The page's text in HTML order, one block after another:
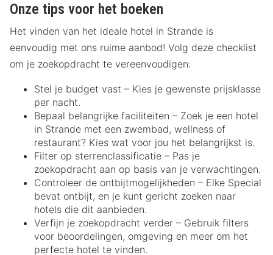
Onze tips voor het boeken
Het vinden van het ideale hotel in Strande is
eenvoudig met ons ruime aanbod! Volg deze checklist
om je zoekopdracht te vereenvoudigen:
Stel je budget vast – Kies je gewenste prijsklasse
per nacht.
Bepaal belangrijke faciliteiten – Zoek je een hotel
in Strande met een zwembad, wellness of
restaurant? Kies wat voor jou het belangrijkst is.
Filter op sterrenclassificatie – Pas je
zoekopdracht aan op basis van je verwachtingen.
Controleer de ontbijtmogelijkheden – Elke Special
bevat ontbijt, en je kunt gericht zoeken naar
hotels die dit aanbieden.
Verfijn je zoekopdracht verder – Gebruik filters
voor beoordelingen, omgeving en meer om het
perfecte hotel te vinden.